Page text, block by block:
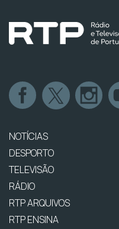
NOTÍCIAS
DESPORTO
TELEVISÃO
RÁDIO
RTP ARQUIVOS
RTP ENSINA